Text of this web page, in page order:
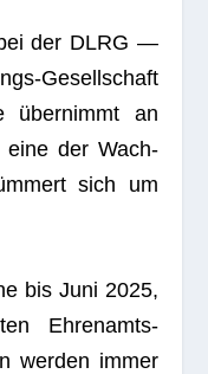
der DLRG —
Gesell­schaft
über­nimmt an
eine der Wach­
sich um
bis Juni 2025,
Ehren­amts­
wer­den immer